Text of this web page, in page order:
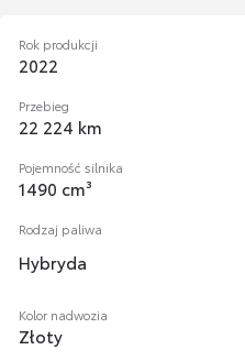
Rok produkcji
2022
Przebieg
22 224 km
Pojemność silnika
1490 cm³
Rodzaj paliwa
Hybryda
Kolor nadwozia
Złoty